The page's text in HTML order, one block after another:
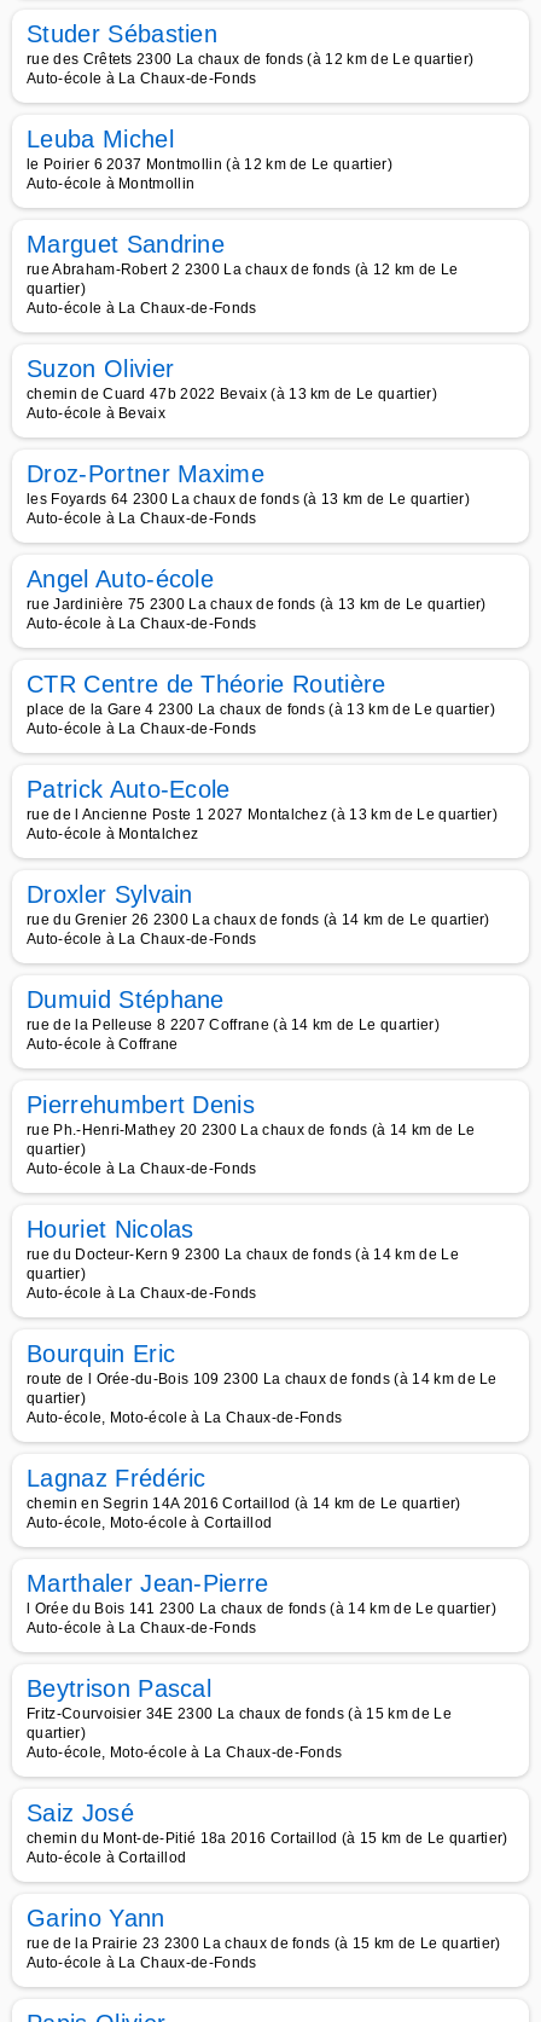
Studer Sébastien
rue des Crêtets 2300 La chaux de fonds (à 12 km de Le quartier)
Auto-école à La Chaux-de-Fonds
Leuba Michel
le Poirier 6 2037 Montmollin (à 12 km de Le quartier)
Auto-école à Montmollin
Marguet Sandrine
rue Abraham-Robert 2 2300 La chaux de fonds (à 12 km de Le
quartier)
Auto-école à La Chaux-de-Fonds
Suzon Olivier
chemin de Cuard 47b 2022 Bevaix (à 13 km de Le quartier)
Auto-école à Bevaix
Droz-Portner Maxime
les Foyards 64 2300 La chaux de fonds (à 13 km de Le quartier)
Auto-école à La Chaux-de-Fonds
Angel Auto-école
rue Jardinière 75 2300 La chaux de fonds (à 13 km de Le quartier)
Auto-école à La Chaux-de-Fonds
CTR Centre de Théorie Routière
place de la Gare 4 2300 La chaux de fonds (à 13 km de Le quartier)
Auto-école à La Chaux-de-Fonds
Patrick Auto-Ecole
rue de l Ancienne Poste 1 2027 Montalchez (à 13 km de Le quartier)
Auto-école à Montalchez
Droxler Sylvain
rue du Grenier 26 2300 La chaux de fonds (à 14 km de Le quartier)
Auto-école à La Chaux-de-Fonds
Dumuid Stéphane
rue de la Pelleuse 8 2207 Coffrane (à 14 km de Le quartier)
Auto-école à Coffrane
Pierrehumbert Denis
rue Ph.-Henri-Mathey 20 2300 La chaux de fonds (à 14 km de Le
quartier)
Auto-école à La Chaux-de-Fonds
Houriet Nicolas
rue du Docteur-Kern 9 2300 La chaux de fonds (à 14 km de Le
quartier)
Auto-école à La Chaux-de-Fonds
Bourquin Eric
route de l Orée-du-Bois 109 2300 La chaux de fonds (à 14 km de Le
quartier)
Auto-école, Moto-école à La Chaux-de-Fonds
Lagnaz Frédéric
chemin en Segrin 14A 2016 Cortaillod (à 14 km de Le quartier)
Auto-école, Moto-école à Cortaillod
Marthaler Jean-Pierre
l Orée du Bois 141 2300 La chaux de fonds (à 14 km de Le quartier)
Auto-école à La Chaux-de-Fonds
Beytrison Pascal
Fritz-Courvoisier 34E 2300 La chaux de fonds (à 15 km de Le
quartier)
Auto-école, Moto-école à La Chaux-de-Fonds
Saiz José
chemin du Mont-de-Pitié 18a 2016 Cortaillod (à 15 km de Le quartier)
Auto-école à Cortaillod
Garino Yann
rue de la Prairie 23 2300 La chaux de fonds (à 15 km de Le quartier)
Auto-école à La Chaux-de-Fonds